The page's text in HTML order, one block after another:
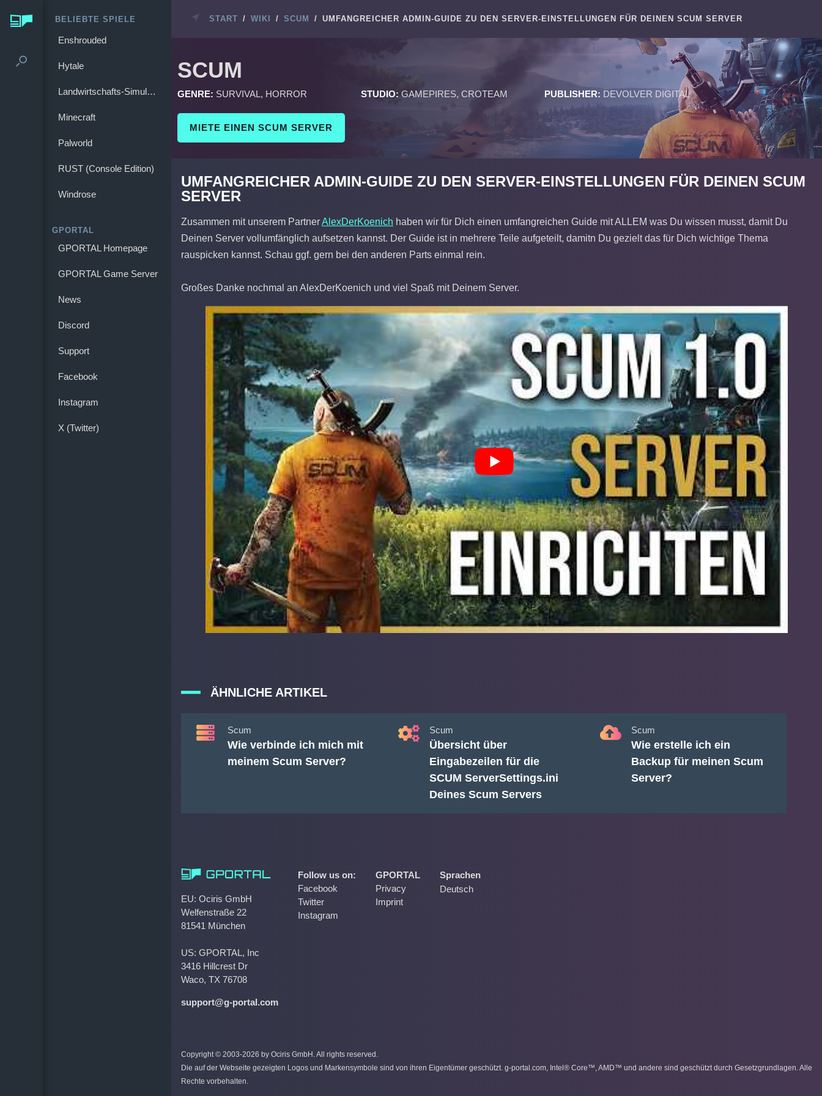
BELIEBTE SPIELE
Enshrouded
Hytale
Landwirtschafts-Simulator 25
Minecraft
Palworld
RUST (Console Edition)
Windrose
GPORTAL
GPORTAL Homepage
GPORTAL Game Server
News
Discord
Support
Facebook
Instagram
X (Twitter)
START / WIKI / SCUM / UMFANGREICHER ADMIN-GUIDE ZU DEN SERVER-EINSTELLUNGEN FÜR DEINEN SCUM SERVER
SCUM
GENRE: SURVIVAL, HORROR STUDIO: GAMEPIRES, CROTEAM PUBLISHER: DEVOLVER DIGITAL
MIETE EINEN SCUM SERVER
UMFANGREICHER ADMIN-GUIDE ZU DEN SERVER-EINSTELLUNGEN FÜR DEINEN SCUM
SERVER
Zusammen mit unserem PartnerAlexDerKoenich haben wir für Dich einen umfangreichen Guide mit ALLEM was Du wissen musst, damit Du
Deinen Server vollumfänglich aufsetzen kannst. Der Guide ist in mehrere Teile aufgeteilt, damitn Du gezielt das für Dich wichtige Thema
rauspicken kannst. Schau ggf. gern bei den anderen Parts einmal rein.
Großes Danke nochmal an AlexDerKoenich und viel Spaß mit Deinem Server.
ÄHNLICHE ARTIKEL
Scum
Wie verbinde ich mich mit
meinem Scum Server?
Scum
Übersicht über
Eingabezeilen für die
SCUM ServerSettings.ini
Deines Scum Servers
Scum
Wie erstelle ich ein
Backup für meinen Scum
Server?
EU: Ociris GmbH
Welfenstraße 22
81541 München
US: GPORTAL, Inc
3416 Hillcrest Dr
Waco, TX 76708
support@g-portal.com
Follow us on:
Facebook
Twitter
Instagram
GPORTAL
Privacy
Imprint
Sprachen
Deutsch
Copyright © 2003-2026 by Ociris GmbH. All rights reserved.
Die auf der Webseite gezeigten Logos und Markensymbole sind von ihren Eigentümer geschützt. g-portal.com, Intel® Core™, AMD™ und andere sind geschützt durch Gesetzgrundlagen. Alle
Rechte vorbehalten.